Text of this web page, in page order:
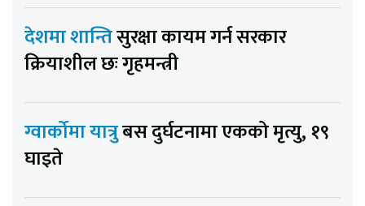
देशमा शान्तिसुरक्षा कायम गर्न सरकार
क्रियाशील छः गृहमन्त्री
ग्वार्कोमा यात्रुबस दुर्घटनामा एकको मृत्यु, १९
घाइते